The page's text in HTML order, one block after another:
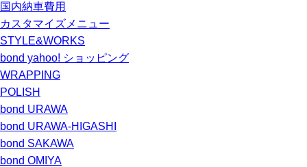
国内納車費用
カスタマイズメニュー
STYLE&WORKS
bond yahoo! ショッピング
WRAPPING
POLISH
bond URAWA
bond URAWA-HIGASHI
bond SAKAWA
bond OMIYA